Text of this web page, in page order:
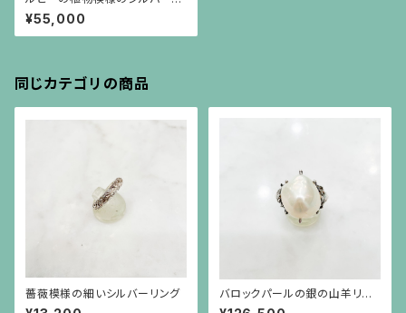
ング
¥55,000
同じカテゴリの商品
薔薇模様の細いシルバーリング
バロックパールの銀の山羊リン
グ